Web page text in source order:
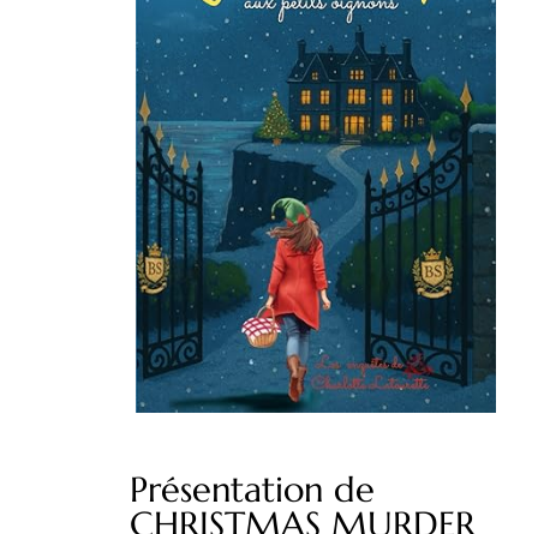
Présentation de
CHRISTMAS MURDER